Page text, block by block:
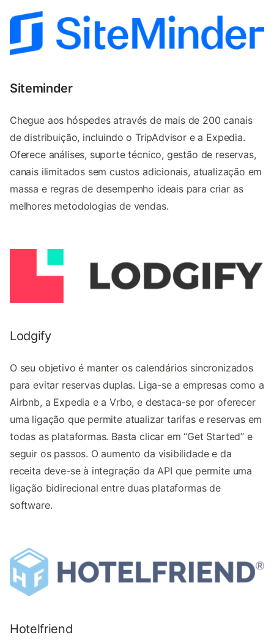
Siteminder
Chegue aos hóspedes através de mais de 200 canais
de distribuição, incluindo o TripAdvisor e a Expedia.
Oferece análises, suporte técnico, gestão de reservas,
canais ilimitados sem custos adicionais, atualização em
massa e regras de desempenho ideais para criar as
melhores metodologias de vendas.
Lodgify
O seu objetivo é manter os calendários sincronizados
para evitar reservas duplas. Liga-se a empresas como a
Airbnb, a Expedia e a Vrbo, e destaca-se por oferecer
uma ligação que permite atualizar tarifas e reservas em
todas as plataformas. Basta clicar em “Get Started” e
seguir os passos. O aumento da visibilidade e da
receita deve-se à integração da API que permite uma
ligação bidirecional entre duas plataformas de
software.
Hotelfriend